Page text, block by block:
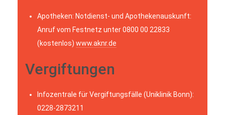
Apotheken: Notdienst- und Apothekenauskunft:
Anruf vom Festnetz unter 0800 00 22833
(kostenlos) www.aknr.de
Vergiftungen
Infozentrale für Vergiftungsfälle (Uniklinik Bonn):
0228-2873211